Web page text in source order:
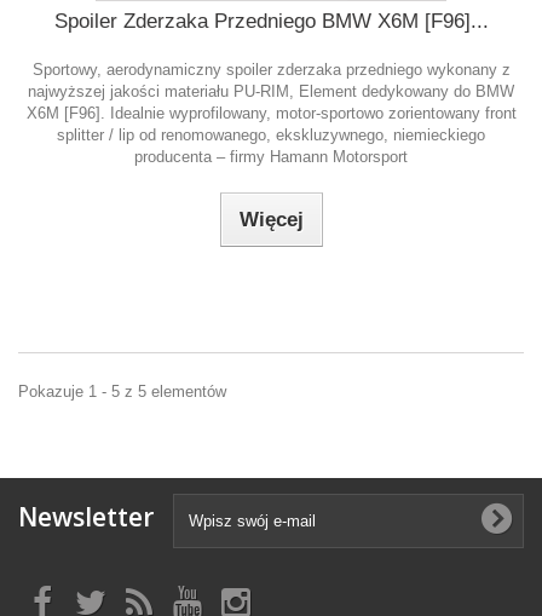
Spoiler Zderzaka Przedniego BMW X6M [F96]...
Sportowy, aerodynamiczny spoiler zderzaka przedniego wykonany z
najwyższej jakości materiału PU-RIM, Element dedykowany do BMW
X6M [F96]. Idealnie wyprofilowany, motor-sportowo zorientowany front
splitter / lip od renomowanego, ekskluzywnego, niemieckiego
producenta – firmy Hamann Motorsport
Więcej
Pokazuje 1 - 5 z 5 elementów
Newsletter